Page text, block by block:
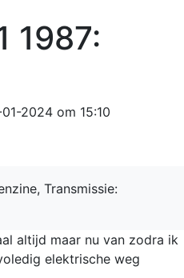
1987:
2024 om 15:10
Transmissie:
altijd maar nu van zodra ik
elektrische weg